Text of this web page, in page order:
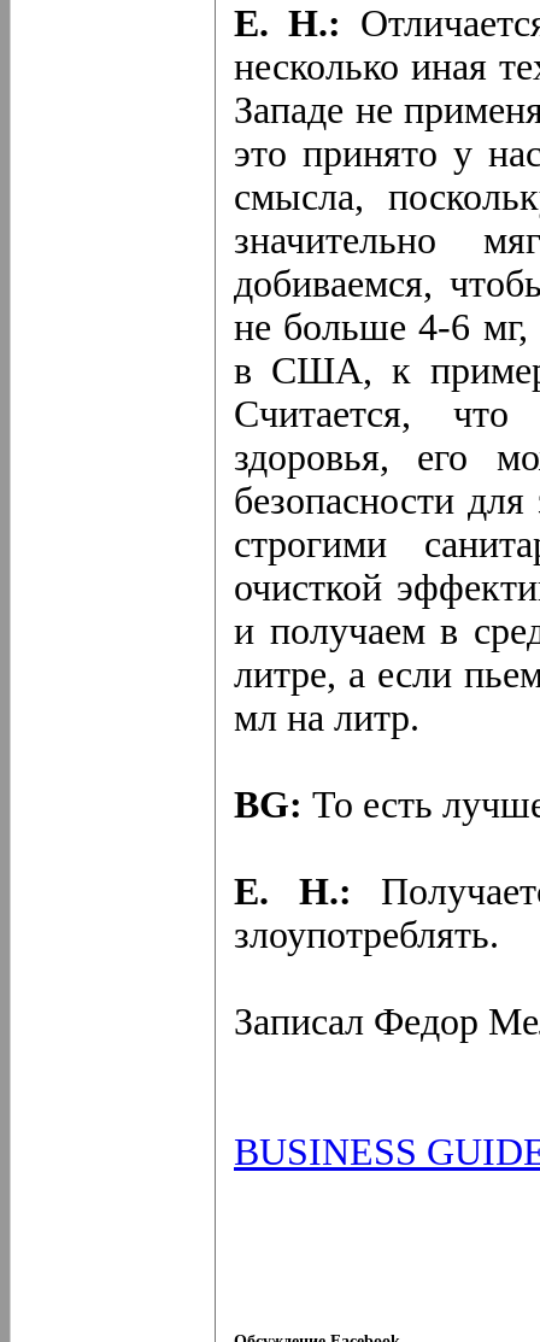
Е. Н.:
несколько иная
Западе не
это принято у
смысла,
значительно
добиваемся,
не больше 4-6 мг,
в США, к
Считается,
здоровья, его
безопасности
строгими
очисткой
и получаем в
литре, а если
мл на литр.
BG: То есть
Е. Н.:
злоупотреблять.
Записал Федор
BUSINESS